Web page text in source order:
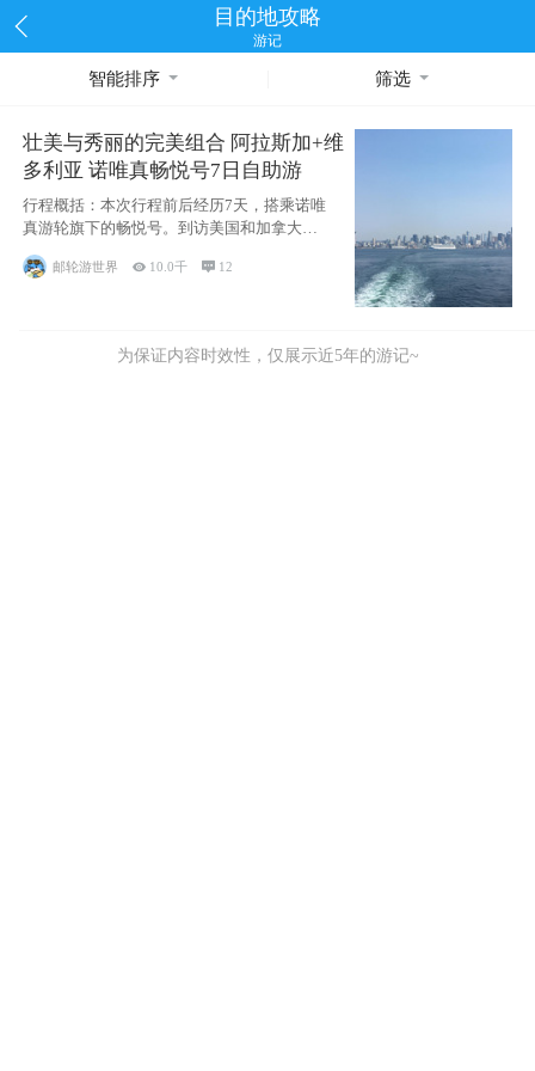
目的地攻略
游记
智能排序 筛选
壮美与秀丽的完美组合 阿拉斯加+维
多利亚 诺唯真畅悦号7日自助游
行程概括：本次行程前后经历7天，搭乘诺唯
真游轮旗下的畅悦号。到访美国和加拿大的4
个州/省：美国华盛顿州
邮轮游世界  10.0千  12
为保证内容时效性，仅展示近5年的游记~